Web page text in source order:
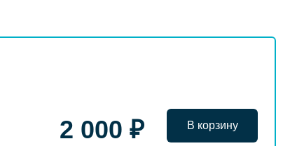
2 000 ₽ В корзину